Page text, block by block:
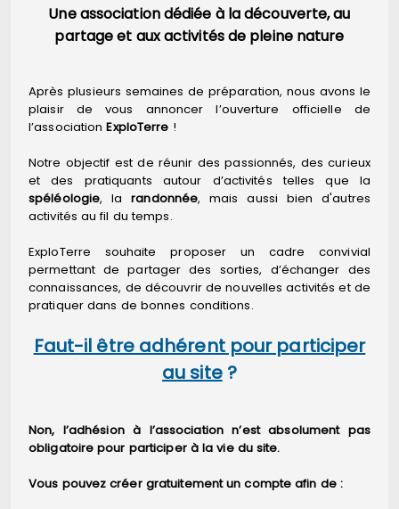
Une association dédiée à la découverte, au
partage et aux activités de pleine nature
Après plusieurs semaines de préparation, nous avons le
plaisir de vous annoncer l’ouverture officielle de
l’associationExploTerre !
Notre objectif est de réunir des passionnés, des curieux
et des pratiquants autour d’activités telles que la
spéléologie, larandonnée, mais aussi bien d'autres
activités au fil du temps.
ExploTerre souhaite proposer un cadre convivial
permettant de partager des sorties, d’échanger des
connaissances, de découvrir de nouvelles activités et de
pratiquer dans de bonnes conditions.
Faut-il être adhérent pour participer
au site?
Non, l’adhésion à l’association n’est absolument pas
obligatoire pour participer à la vie du site.
Vous pouvez créer gratuitement un compte afin de :